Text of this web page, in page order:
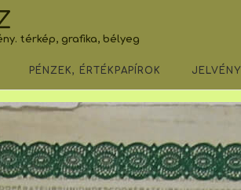
térkép, grafika, bélyeg
PÉNZEK, ÉRTÉKPAPÍROK JELVÉNY